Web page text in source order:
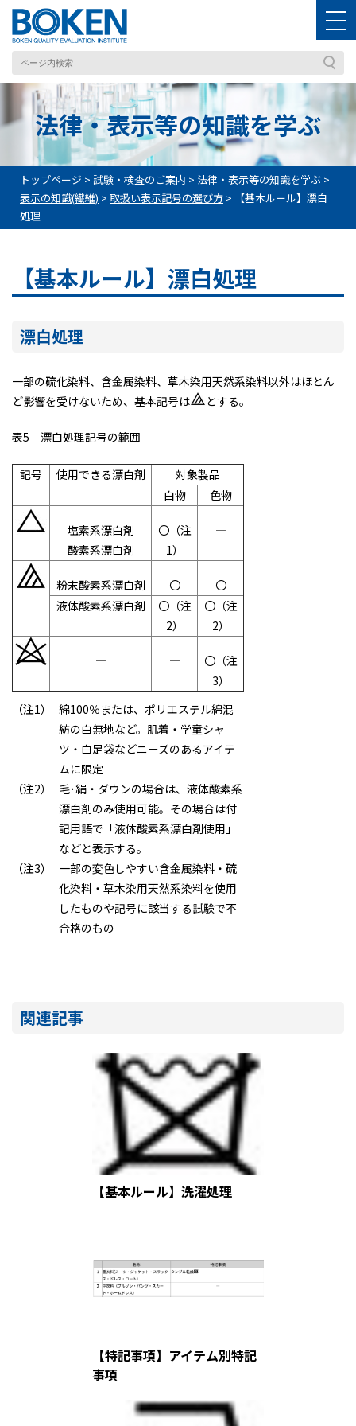
法律・表示等の知識を学ぶ
トップページ > 試験・検査のご案内 > 法律・表示等の知識を学ぶ >
表示の知識(繊維) > 取扱い表示記号の選び方 >
【基本ルール】漂白
処理
【基本ルール】漂白処理
漂白処理
一部の硫化染料、含金属染料、草木染用天然系染料以外はほとん
ど影響を受けないため、基本記号は
とする。
表5 漂白処理記号の範囲
記号 使用できる漂白剤
対象製品
白物
色物
塩素系漂白剤
酸素系漂白剤
〇（注
1）
―
粉末酸素系漂白剤 〇
〇
液体酸素系漂白剤
〇（注
2）
〇（注
2）
― ―
〇（注
3）
（注1）
綿100％または、ポリエステル綿混
紡の白無地など。肌着・学童シャ
ツ・白足袋などニーズのあるアイテ
ムに限定
（注2）
毛･絹・ダウンの場合は、液体酸素系
漂白剤のみ使用可能。その場合は付
記用語で「液体酸素系漂白剤使用」
などと表示する。
（注3）
一部の変色しやすい含金属染料・硫
化染料・草木染用天然系染料を使用
したものや記号に該当する試験で不
合格のもの
関連記事
【基本ルール】洗濯処理
【特記事項】アイテム別特記
事項